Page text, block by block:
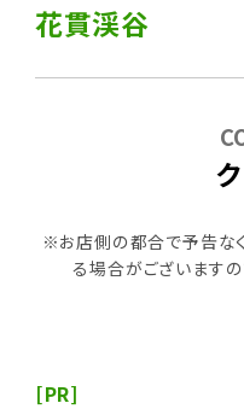
花貫渓谷
※お店側の都合で予告な
る場合がございます
[PR]